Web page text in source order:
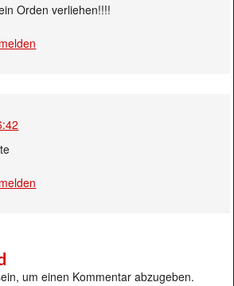
Orden verliehen!!!!
um einen Kommentar abzugeben.